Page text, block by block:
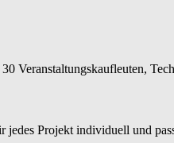
30 Veranstaltungskaufleuten,
jedes Projekt individuell und